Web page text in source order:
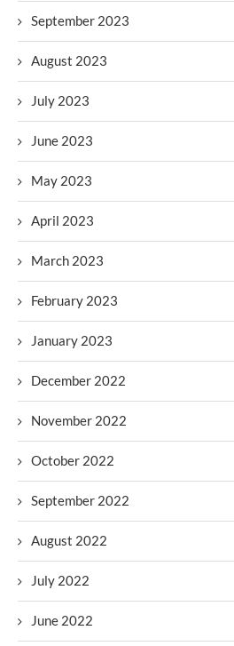
September 2023
August 2023
July 2023
June 2023
May 2023
April 2023
March 2023
February 2023
January 2023
December 2022
November 2022
October 2022
September 2022
August 2022
July 2022
June 2022